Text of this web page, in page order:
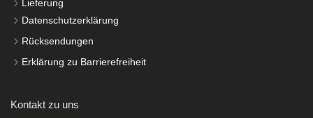
Lieferung
Datenschutzerklärung
Rücksendungen
Erklärung zu Barrierefreiheit
Kontakt zu uns